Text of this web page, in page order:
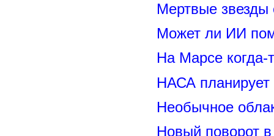
Мертвые звезды
Может ли ИИ
На Марсе
НАСА
Необычное
Новый поворот